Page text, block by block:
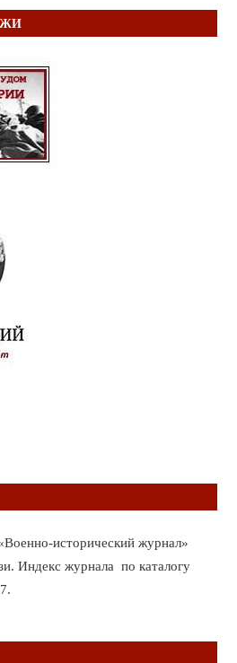
исторический журнал»
Индекс журнала по каталогу